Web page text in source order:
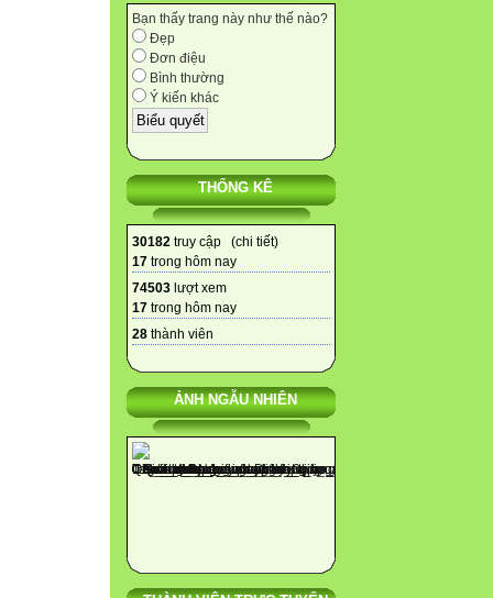
Bạn thấy trang này như thế nào?
Đẹp
Đơn điệu
Bình thường
Ý kiến khác
THỐNG KÊ
30182 truy cập (chi tiết)
17 trong hôm nay
74503 lượt xem
17 trong hôm nay
28 thành viên
ẢNH NGẪU NHIÊN